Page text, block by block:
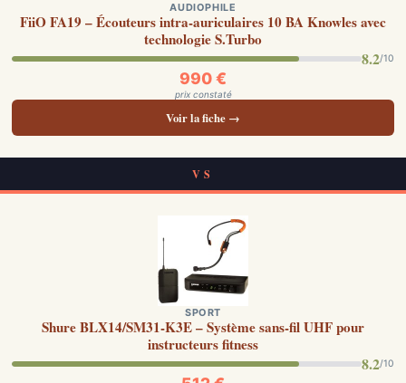
AUDIOPHILE
FiiO FA19 – Écouteurs intra-auriculaires 10 BA Knowles avec
technologie S.Turbo
8.2/10
990 €
prix constaté
Voir la fiche →
VS
SPORT
Shure BLX14/SM31-K3E – Système sans-fil UHF pour
instructeurs fitness
8.2/10